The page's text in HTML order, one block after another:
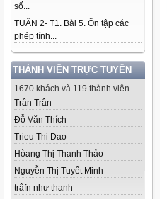
số...
TUẦN 2- T1. Bài 5. Ôn tập các
phép tính...
THÀNH VIÊN TRỰC TUYẾN
1670 khách và 119 thành viên
Trần Trân
Đỗ Văn Thích
Trieu Thi Dao
Hòang Thị Thanh Thảo
Nguyễn Thị Tuyết Minh
trâfn như thanh